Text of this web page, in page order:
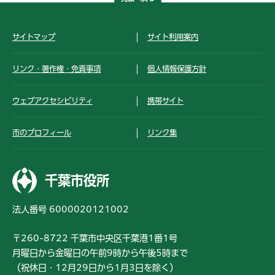
サイトマップ サイト利用案内
リンク・著作権・免責事項 個人情報保護方針
ウェブアクセシビリティ 携帯サイト
市のプロフィール リンク集
千葉市役所
法人番号 6000020121002
〒260-8722 千葉市中央区千葉港1番1号
月曜日から金曜日の午前9時から午後5時まで
（祝休日・12月29日から1月3日を除く）